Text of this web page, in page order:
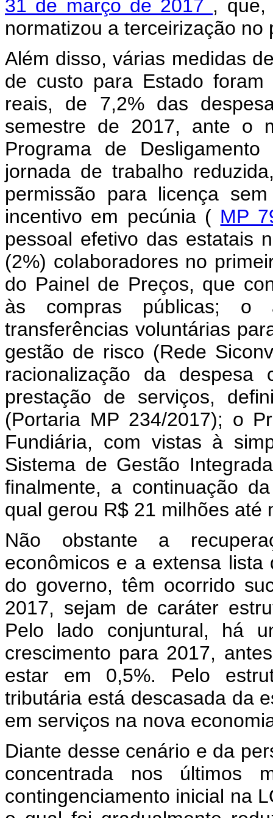
31 de março de 2017 , que,
normatizou a terceirização no
Além disso, várias medidas
de custo para Estado
reais, de 7,2% das
semestre de 2017, ante o
Programa de
jornada de trabalho
permissão para licença
incentivo em pecúnia ( MP
pessoal efetivo das estatais
(2%) colaboradores no
do Painel de Preços, que
às compras públicas; o
transferências voluntárias
gestão de risco (Rede
racionalização da
prestação de serviços,
(Portaria MP 234/2017); o
Fundiária, com vistas à
Sistema de Gestão
finalmente, a continuação
qual gerou R$ 21 milhões até
Não obstante a
econômicos e a extensa
do governo, têm ocorrido
2017, sejam de caráter
Pelo lado conjuntural, há
crescimento para 2017,
estar em 0,5%. Pelo
tributária está descasada da
em serviços na nova
Diante desse cenário e da
concentrada nos últimos
contingenciamento inicial na